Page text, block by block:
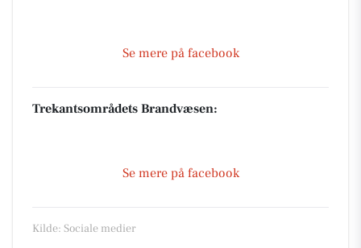
Se mere på facebook
Trekantsområdets Brandvæsen:
Se mere på facebook
Kilde: Sociale medier